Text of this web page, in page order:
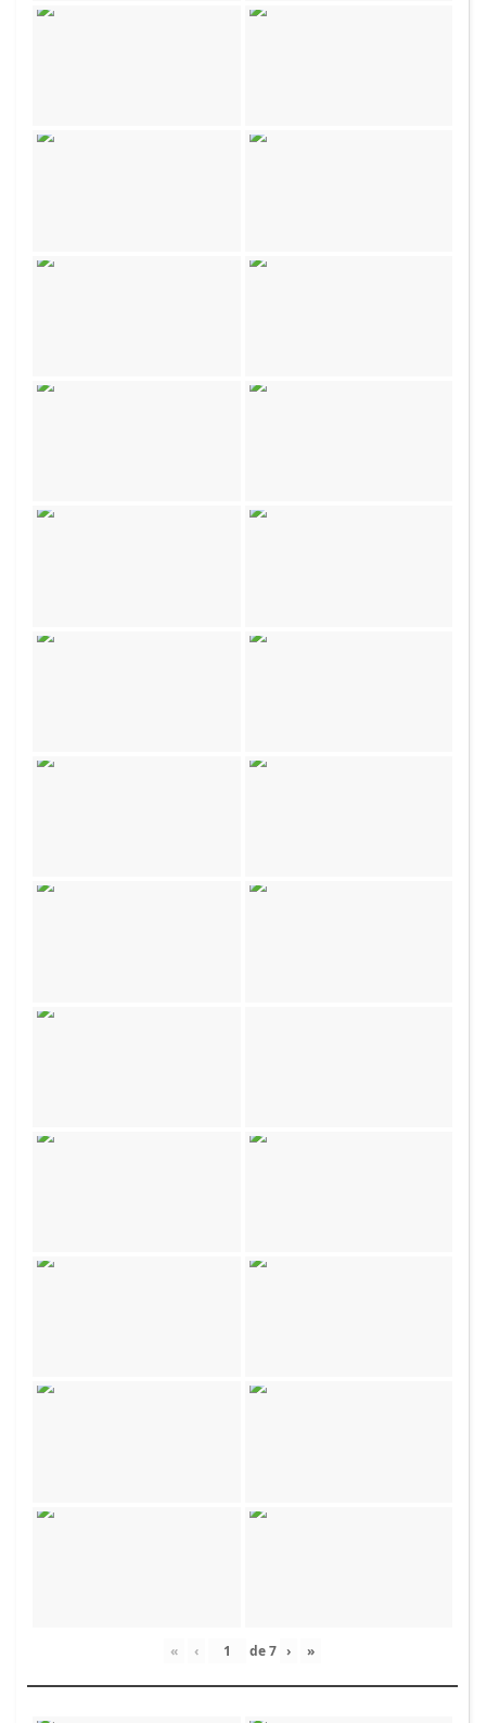
« ‹ de7 › »